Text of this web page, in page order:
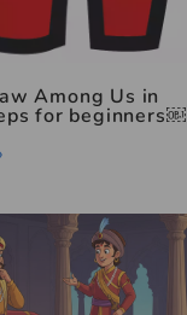
Among Us in
for beginners￼